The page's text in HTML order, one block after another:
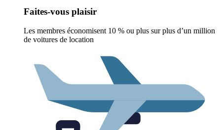
Faites-vous plaisir
Les membres économisent 10 % ou plus sur plus d’un million
de voitures de location